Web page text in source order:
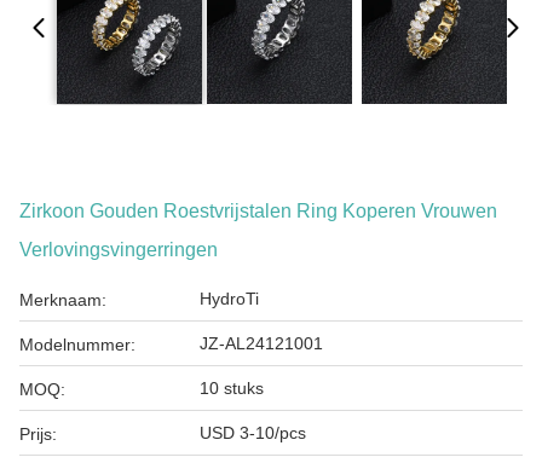
Zirkoon Gouden Roestvrijstalen Ring Koperen Vrouwen
Verlovingsvingerringen
Merknaam: HydroTi
Modelnummer: JZ-AL24121001
MOQ: 10 stuks
Prijs: USD 3-10/pcs